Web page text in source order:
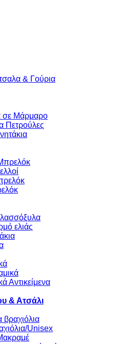
& Γούρια
σε Μάρμαρο
Πετρούλες
ελιάς
Αντικείμενα
& Ατσάλι
βραχιόλια
Unisex